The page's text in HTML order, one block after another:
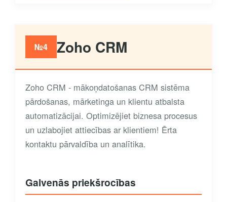
№4 Zoho CRM
Zoho CRM - mākoņdatošanas CRM sistēma
pārdošanas, mārketinga un klientu atbalsta
automatizācijai. Optimizējiet biznesa procesus
un uzlabojiet attiecības ar klientiem! Ērta
kontaktu pārvaldība un analītika.
Galvenās priekšrocības